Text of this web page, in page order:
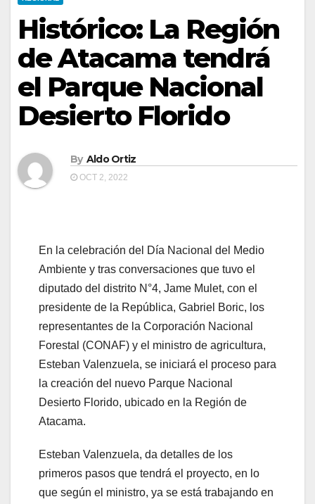
Histórico: La Región
de Atacama tendrá
el Parque Nacional
Desierto Florido
By Aldo Ortiz
OCT 2, 2022
En la celebración del Día Nacional del Medio
Ambiente y tras conversaciones que tuvo el
diputado del distrito N°4, Jame Mulet, con el
presidente de la República, Gabriel Boric, los
representantes de la Corporación Nacional
Forestal (CONAF) y el ministro de agricultura,
Esteban Valenzuela, se iniciará el proceso para
la creación del nuevo Parque Nacional
Desierto Florido, ubicado en la Región de
Atacama.
Esteban Valenzuela, da detalles de los
primeros pasos que tendrá el proyecto, en lo
que según el ministro, ya se está trabajando en